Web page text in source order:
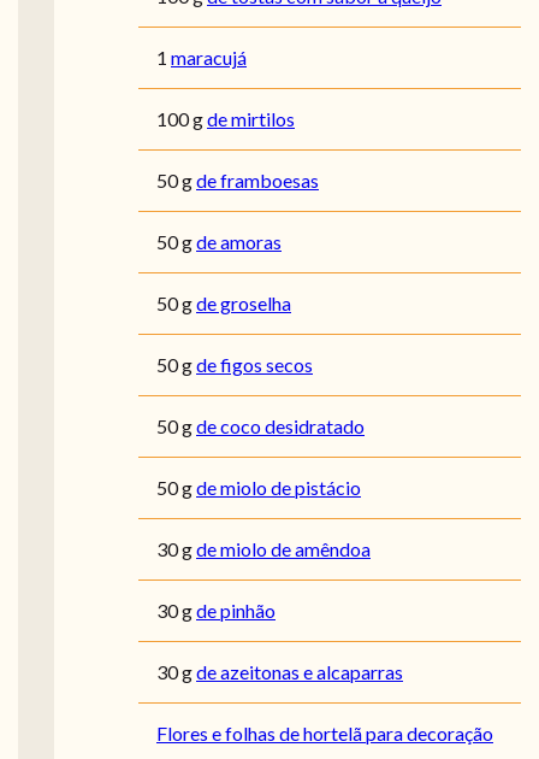
1 maracujá
100gde mirtilos
50gde framboesas
50gde amoras
50gde groselha
50gde figos secos
50gde coco desidratado
50gde miolo de pistácio
30gde miolo de amêndoa
30gde pinhão
30gde azeitonas e alcaparras
Flores e folhas de hortelã para decoração